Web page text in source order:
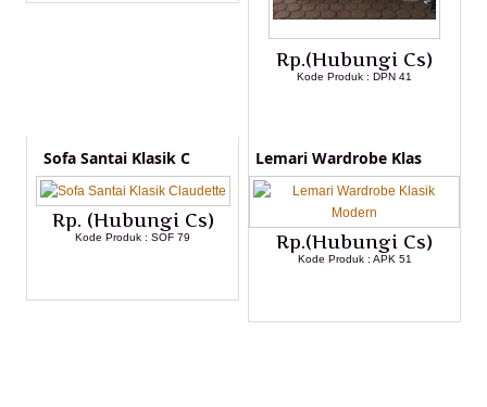
Rp.(Hubungi Cs)
Kode Produk : DPN 41
Sofa Santai Klasik C
Rp. (Hubungi Cs)
Kode Produk : SOF 79
Lemari Wardrobe Klas
Rp.(Hubungi Cs)
Kode Produk : APK 51